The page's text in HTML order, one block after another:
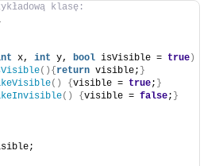
klasę:
x, int y, bool isVisible = true )
(){ return visible; }
() { visible = true; }
() { visible = false; }